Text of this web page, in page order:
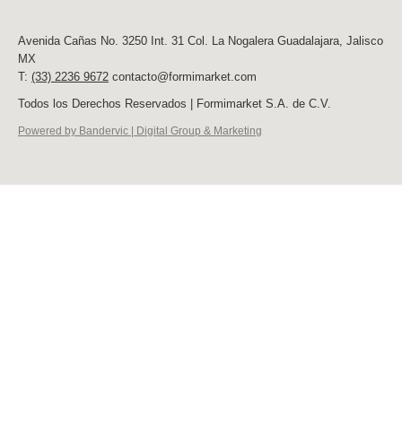
Avenida Cañas No. 3250 Int. 31 Col. La Nogalera Guadalajara, Jalisco
MX
T: (33) 2236 9672 contacto@formimarket.com
Todos los Derechos Reservados | Formimarket S.A. de C.V.
Powered by Bandervic | Digital Group & Marketing